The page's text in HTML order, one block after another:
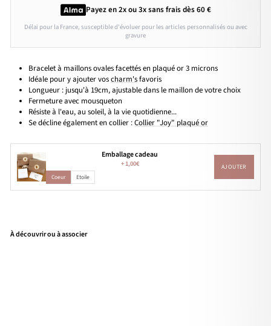
Payez en 2x ou 3xsans fraisdès 60 €
Délai pour la France, susceptible d'évoluer pour les articles personnalisés ou avec
gravure
Bracelet à maillons ovales facettés en plaqué or 3 microns
Idéale pour y ajouter voscharm'sfavoris
Longueur : jusqu'à 19cm, ajustable dans le maillon de votre choix
Fermeture avec mousqueton
Résiste à l'eau, au soleil, à la vie quotidienne...
Se décline également en collier :Collier "Joy" plaqué or
Emballage cadeau
+1,00€
Coeur Etoile
AJOUTER
À découvrir ou à associer